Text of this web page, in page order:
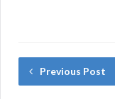
Previous Post